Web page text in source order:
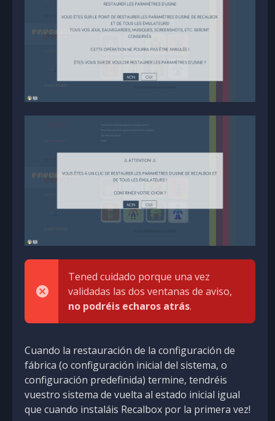
Tened cuidado porque una vez
validadas las dos ventanas de aviso,
no podréis echaros atrás.
Cuando la restauración de la configuración de
fábrica (o configuración inicial del sistema, o
configuración predefinida) termine, tendréis
vuestro sistema de vuelta al estado inicial igual
que cuando instaláis Recalbox por la primera vez!